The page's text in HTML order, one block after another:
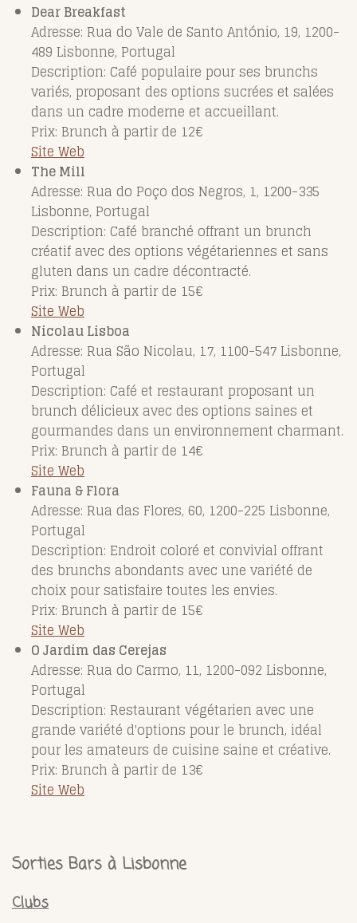
Dear Breakfast
Adresse: Rua do Vale de Santo António, 19, 1200-
489 Lisbonne, Portugal
Description: Café populaire pour ses brunchs
variés, proposant des options sucrées et salées
dans un cadre moderne et accueillant.
Prix: Brunch à partir de 12€
Site Web
The Mill
Adresse: Rua do Poço dos Negros, 1, 1200-335
Lisbonne, Portugal
Description: Café branché offrant un brunch
créatif avec des options végétariennes et sans
gluten dans un cadre décontracté.
Prix: Brunch à partir de 15€
Site Web
Nicolau Lisboa
Adresse: Rua São Nicolau, 17, 1100-547 Lisbonne,
Portugal
Description: Café et restaurant proposant un
brunch délicieux avec des options saines et
gourmandes dans un environnement charmant.
Prix: Brunch à partir de 14€
Site Web
Fauna & Flora
Adresse: Rua das Flores, 60, 1200-225 Lisbonne,
Portugal
Description: Endroit coloré et convivial offrant
des brunchs abondants avec une variété de
choix pour satisfaire toutes les envies.
Prix: Brunch à partir de 15€
Site Web
O Jardim das Cerejas
Adresse: Rua do Carmo, 11, 1200-092 Lisbonne,
Portugal
Description: Restaurant végétarien avec une
grande variété d'options pour le brunch, idéal
pour les amateurs de cuisine saine et créative.
Prix: Brunch à partir de 13€
Site Web
Sorties Bars à Lisbonne
Clubs